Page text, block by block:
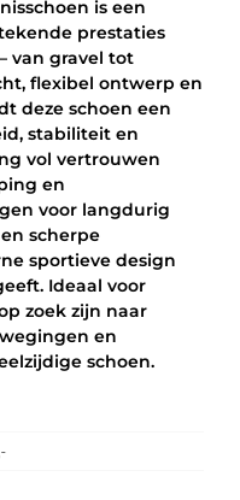
is een
prestaties
van gravel tot
flexibel ontwerp en
deze schoen een
stabiliteit en
vol vertrouwen
en
voor langdurig
scherpe
sportieve design
Ideaal voor
zoek zijn naar
en
schoen.